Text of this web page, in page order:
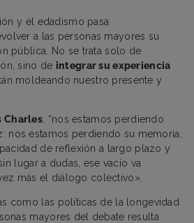
y el edadismo pasa
a las personas mayores su
pública. No se trata solo de
sino de integrar su experiencia
moldeando nuestro presente y
Charles , “nos estamos perdiendo
nos estamos perdiendo su memoria,
de reflexión a largo plazo y
lugar a dudas, ese vacío va
más el diálogo colectivo».
como las políticas de la longevidad
mayores del debate resulta